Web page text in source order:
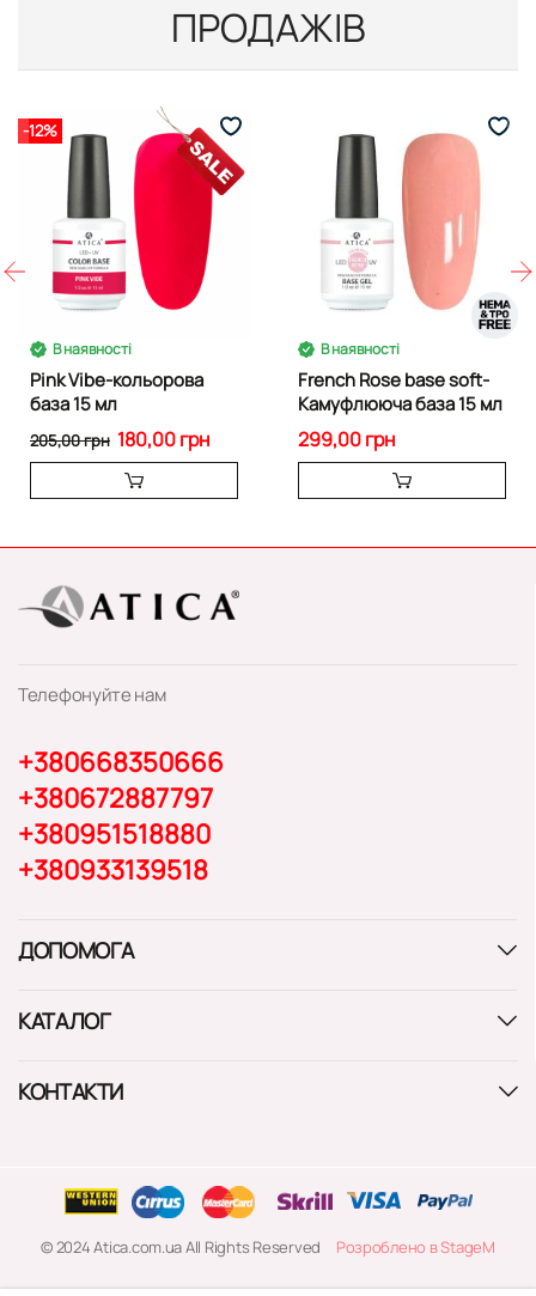
ПРОДАЖІВ
-12%
В наявності
Pink Vibe-кольорова
база 15 мл
180,00 грн
205,00 грн
В наявності
French Rose base soft-
Камуфлююча база 15 мл
299,00 грн
Телефонуйте нам
+380668350666
+380672887797
+380951518880
+380933139518
ДОПОМОГА
КАТАЛОГ
КОНТАКТИ
© 2024 Atica.com.ua All Rights Reserved Розроблено в StageM